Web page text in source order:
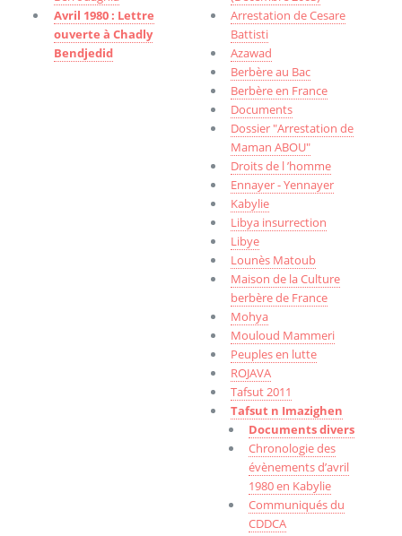
Avril 1980 : Lettre
ouverte à Chadly
Bendjedid
Arrestation de Cesare
Battisti
Azawad
Berbère au Bac
Berbère en France
Documents
Dossier "Arrestation de
Maman ABOU"
Droits de l ’homme
Ennayer - Yennayer
Kabylie
Libya insurrection
Libye
Lounès Matoub
Maison de la Culture
berbère de France
Mohya
Mouloud Mammeri
Peuples en lutte
ROJAVA
Tafsut 2011
Tafsut n Imazighen
Documents divers
Chronologie des
évènements d’avril
1980 en Kabylie
Communiqués du
CDDCA